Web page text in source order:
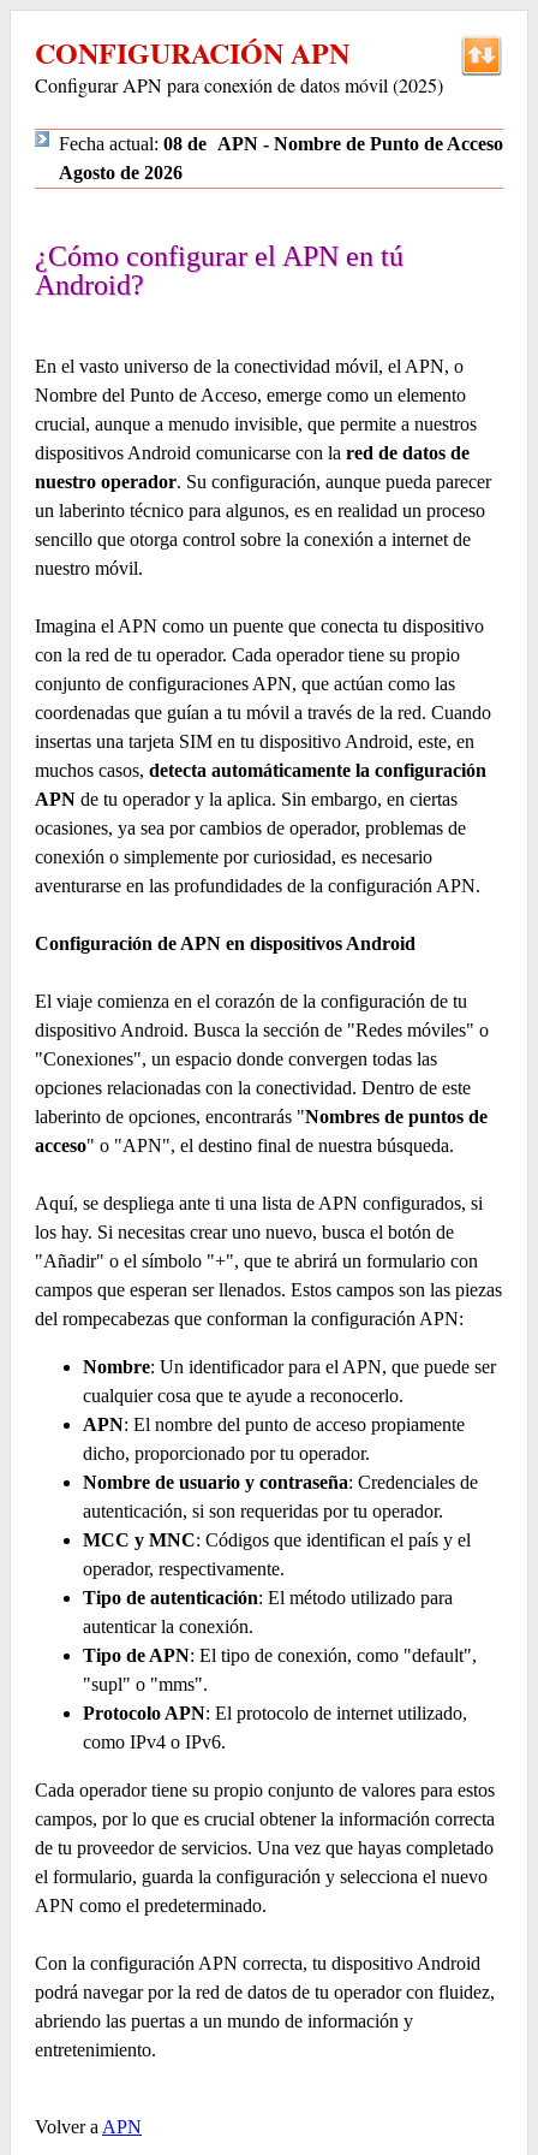
CONFIGURACIÓN APN
Configurar APN para conexión de datos móvil (2025)
APN - Nombre de Punto de Acceso
Fecha actual: 08 de
Agosto de 2026
¿Cómo configurar el APN en tú
Android?
En el vasto universo de la conectividad móvil, el APN, o
Nombre del Punto de Acceso, emerge como un elemento
crucial, aunque a menudo invisible, que permite a nuestros
dispositivos Android comunicarse con la red de datos de
nuestro operador. Su configuración, aunque pueda parecer
un laberinto técnico para algunos, es en realidad un proceso
sencillo que otorga control sobre la conexión a internet de
nuestro móvil.
Imagina el APN como un puente que conecta tu dispositivo
con la red de tu operador. Cada operador tiene su propio
conjunto de configuraciones APN, que actúan como las
coordenadas que guían a tu móvil a través de la red. Cuando
insertas una tarjeta SIM en tu dispositivo Android, este, en
muchos casos, detecta automáticamente la configuración
APN de tu operador y la aplica. Sin embargo, en ciertas
ocasiones, ya sea por cambios de operador, problemas de
conexión o simplemente por curiosidad, es necesario
aventurarse en las profundidades de la configuración APN.
Configuración de APN en dispositivos Android
El viaje comienza en el corazón de la configuración de tu
dispositivo Android. Busca la sección de "Redes móviles" o
"Conexiones", un espacio donde convergen todas las
opciones relacionadas con la conectividad. Dentro de este
laberinto de opciones, encontrarás "Nombres de puntos de
acceso" o "APN", el destino final de nuestra búsqueda.
Aquí, se despliega ante ti una lista de APN configurados, si
los hay. Si necesitas crear uno nuevo, busca el botón de
"Añadir" o el símbolo "+", que te abrirá un formulario con
campos que esperan ser llenados. Estos campos son las piezas
del rompecabezas que conforman la configuración APN:
Nombre: Un identificador para el APN, que puede ser
cualquier cosa que te ayude a reconocerlo.
APN: El nombre del punto de acceso propiamente
dicho, proporcionado por tu operador.
Nombre de usuario y contraseña: Credenciales de
autenticación, si son requeridas por tu operador.
MCC y MNC: Códigos que identifican el país y el
operador, respectivamente.
Tipo de autenticación: El método utilizado para
autenticar la conexión.
Tipo de APN: El tipo de conexión, como "default",
"supl" o "mms".
Protocolo APN: El protocolo de internet utilizado,
como IPv4 o IPv6.
Cada operador tiene su propio conjunto de valores para estos
campos, por lo que es crucial obtener la información correcta
de tu proveedor de servicios. Una vez que hayas completado
el formulario, guarda la configuración y selecciona el nuevo
APN como el predeterminado.
Con la configuración APN correcta, tu dispositivo Android
podrá navegar por la red de datos de tu operador con fluidez,
abriendo las puertas a un mundo de información y
entretenimiento.
Volver a APN